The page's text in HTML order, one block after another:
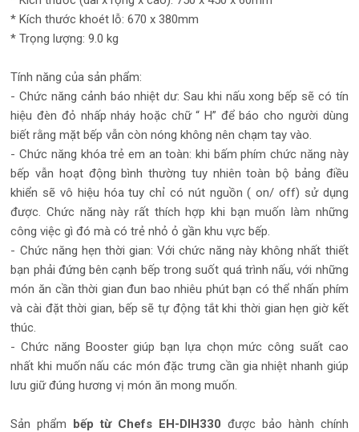
* Kích thước khoét lỗ: 670 x 380mm
* Trọng lượng: 9.0 kg
Tính năng của sản phẩm:
- Chức năng cảnh báo nhiệt dư: Sau khi nấu xong bếp sẽ có tín
hiệu đèn đỏ nhấp nháy hoặc chữ “ H” để báo cho người dùng
biết rằng mặt bếp vẫn còn nóng không nên chạm tay vào.
- Chức năng khóa trẻ em an toàn: khi bấm phím chức năng này
bếp vẫn hoạt động bình thường tuy nhiên toàn bộ bảng điều
khiển sẽ vô hiệu hóa tuy chỉ có nút nguồn ( on/ off) sử dụng
được. Chức năng này rất thích hợp khi bạn muốn làm những
công việc gì đó mà có trẻ nhỏ ỏ gần khu vực bếp.
- Chức năng hẹn thời gian: Với chức năng này không nhất thiết
bạn phải đứng bên cạnh bếp trong suốt quá trình nấu, với những
món ăn cần thời gian đun bao nhiêu phút bạn có thể nhấn phím
và cài đặt thời gian, bếp sẽ tự động tắt khi thời gian hẹn giờ kết
thúc.
- Chức năng Booster giúp bạn lựa chọn mức công suất cao
nhất khi muốn nấu các món đặc trưng cần gia nhiệt nhanh giúp
lưu giữ đúng hương vị món ăn mong muốn.
Sản phẩm bếp từ Chefs EH-DIH330 được bảo hành chính